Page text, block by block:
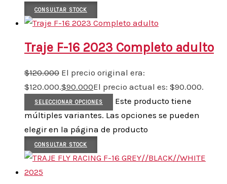
CONSULTAR STOCK
Traje F-16 2023 Completo adulto
$120.000 El precio original era:
$120.000.$90.000El precio actual es: $90.000.
SELECCIONAR OPCIONES
Este producto tiene
múltiples variantes. Las opciones se pueden
elegir en la página de producto
CONSULTAR STOCK